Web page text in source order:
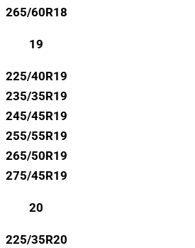
265/60R18
19
225/40R19
235/35R19
245/45R19
255/55R19
265/50R19
275/45R19
20
225/35R20